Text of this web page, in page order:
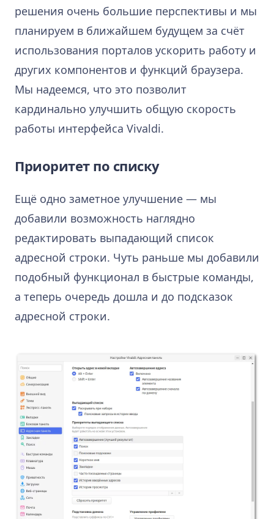
решения очень большие перспективы и мы
планируем в ближайшем будущем за счёт
использования порталов ускорить работу и
других компонентов и функций браузера.
Мы надеемся, что это позволит
кардинально улучшить общую скорость
работы интерфейса Vivaldi.
Приоритет по списку
Ещё одно заметное улучшение — мы
добавили возможность наглядно
редактировать выпадающий список
адресной строки. Чуть раньше мы добавили
подобный функционал в быстрые команды,
а теперь очередь дошла и до подсказок
адресной строки.